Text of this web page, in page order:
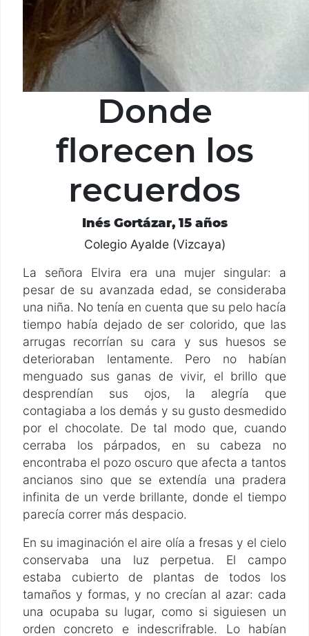
Donde
florecen los
recuerdos
Inés Gortázar, 15 años
Colegio Ayalde (Vizcaya)
La señora Elvira era una mujer singular: a
pesar de su avanzada edad, se consideraba
una niña. No tenía en cuenta que su pelo hacía
tiempo había dejado de ser colorido, que las
arrugas recorrían su cara y sus huesos se
deterioraban lentamente. Pero no habían
menguado sus ganas de vivir, el brillo que
desprendían sus ojos, la alegría que
contagiaba a los demás y su gusto desmedido
por el chocolate. De tal modo que, cuando
cerraba los párpados, en su cabeza no
encontraba el pozo oscuro que afecta a tantos
ancianos sino que se extendía una pradera
infinita de un verde brillante, donde el tiempo
parecía correr más despacio.
En su imaginación el aire olía a fresas y el cielo
conservaba una luz perpetua. El campo
estaba cubierto de plantas de todos los
tamaños y formas, y no crecían al azar: cada
una ocupaba su lugar, como si siguiesen un
orden concreto e indescrifrable. Lo habían